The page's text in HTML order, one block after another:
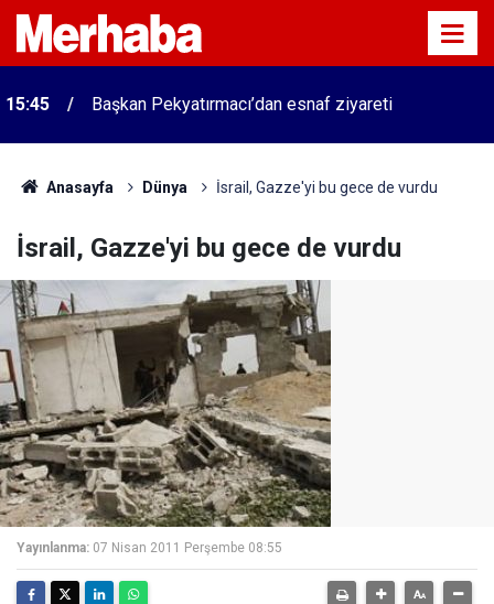
15:45 Başkan Pekyatırmacı’dan esnaf ziyareti
Anasayfa Dünya İsrail, Gazze'yi bu gece de vurdu
İsrail, Gazze'yi bu gece de vurdu
Yayınlanma: 07 Nisan 2011 Perşembe 08:55